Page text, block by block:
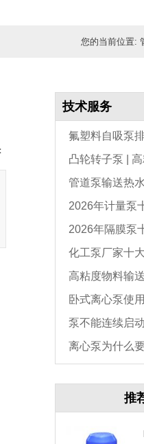
您的当前位置:
技术服务
氟塑料自吸泵
凸轮转子泵 |
选型与维护全指南
管道泵输送热
2026年计量泵
2026年隔膜泵
化工泵厂家十
高粘度物料输
卧式离心泵使
泵不能连续启
数，电机必坏
离心泵为什么
推